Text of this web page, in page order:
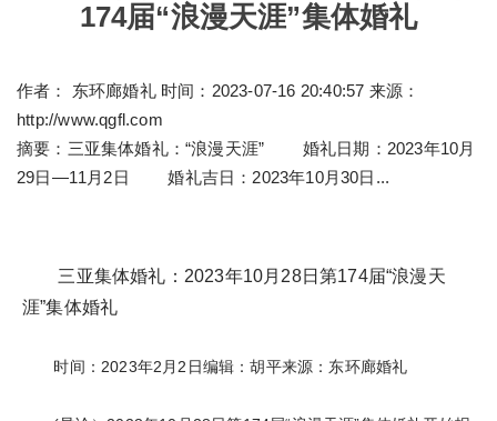
174届“浪漫天涯”集体婚礼
作者： 东环廊婚礼 时间：2023-07-16 20:40:57 来源：
http://www.qgfl.com
摘要：三亚集体婚礼：“浪漫天涯” 婚礼日期：2023年10月
29日—11月2日 婚礼吉日：2023年10月30日...
三亚集体婚礼：2023年10月28日第174届“浪漫天
涯”集体婚礼
时间：2023年2月2日编辑：胡平来源：东环廊婚礼